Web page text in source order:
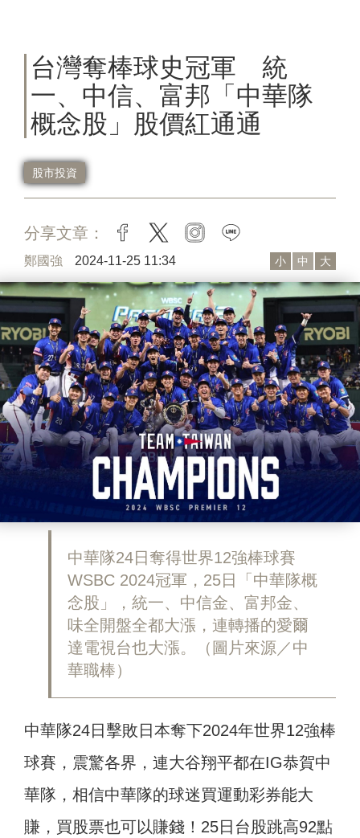
台灣奪棒球史冠軍 統
一、中信、富邦「中華隊
概念股」股價紅通通
股市投資
分享文章： facebook
twitter instagram
鄭國強 2024-11-25 11:34 小 中 大
中華隊24日奪得世界12強棒球賽
WSBC 2024冠軍，25日「中華隊概
念股」，統一、中信金、富邦金、
味全開盤全都大漲，連轉播的愛爾
達電視台也大漲。（圖片來源／中
華職棒）
中華隊24日擊敗日本奪下2024年世界12強棒
球賽，震驚各界，連大谷翔平都在IG恭賀中
華隊，相信中華隊的球迷買運動彩券能大
賺，買股票也可以賺錢！25日台股跳高92點